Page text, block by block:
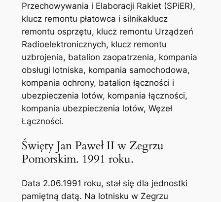
Przechowywania i Elaboracji Rakiet (SPiER),
klucz remontu płatowca i silnikaklucz
remontu osprzętu, klucz remontu Urządzeń
Radioelektronicznych, klucz remontu
uzbrojenia, batalion zaopatrzenia, kompania
obsługi lotniska, kompania samochodowa,
kompania ochrony, batalion łączności i
ubezpieczenia lotów, kompania łączności,
kompania ubezpieczenia lotów, Węzeł
Łączności.
Święty Jan Paweł II w Zegrzu
Pomorskim. 1991 roku.
Data 2.06.1991 roku, stał się dla jednostki
pamiętną datą. Na lotnisku w Zegrzu